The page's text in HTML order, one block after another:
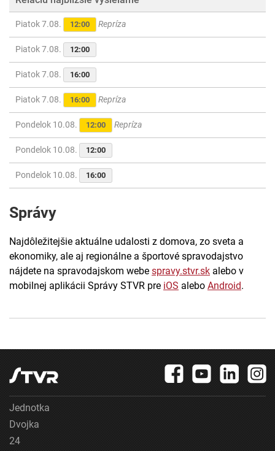
Piatok 7.08. 12:00 Repríza
Piatok 7.08. 12:00
Piatok 7.08. 16:00
Piatok 7.08. 16:00 Repríza
Pondelok 10.08. 12:00 Repríza
Pondelok 10.08. 12:00
Pondelok 10.08. 16:00
Správy
Najdôležitejšie aktuálne udalosti z domova, zo sveta a
ekonomiky, ale aj regionálne a športové spravodajstvo
nájdete na spravodajskom webe spravy.stvr.sk alebo v
mobilnej aplikácii Správy STVR pre iOS alebo Android.
Jednotka
Dvojka
24